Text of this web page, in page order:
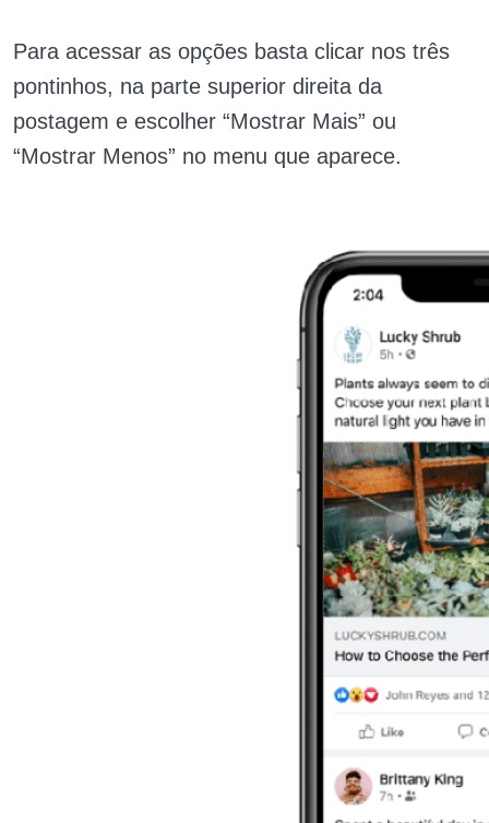
Para acessar as opções basta clicar nos três
pontinhos, na parte superior direita da
postagem e escolher “Mostrar Mais” ou
“Mostrar Menos” no menu que aparece.